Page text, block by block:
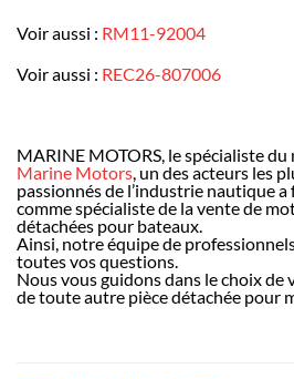
Voir aussi : RM11-92004
Voir aussi : REC26-807006
MARINE MOTORS, le spécialiste
Marine Motors, un des acteurs les
passionnés de l’industrie nautique
comme spécialiste de la vente de
détachées pour bateaux.
Ainsi, notre équipe de
toutes vos questions.
Nous vous guidons dans le choix
de toute autre pièce détachée pour